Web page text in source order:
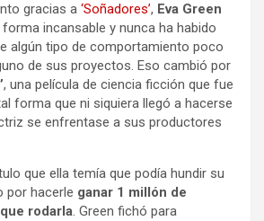
gracias a ‘Soñadores’, Eva Green
incansable y nunca ha habido
algún tipo de comportamiento poco
de sus proyectos. Eso cambió por
, una película de ciencia ficción que fue
forma que ni siquiera llegó a hacerse
se enfrentase a sus productores
que ella temía que podía hundir su
por hacerle ganar 1 millón de
rodarla. Green fichó para